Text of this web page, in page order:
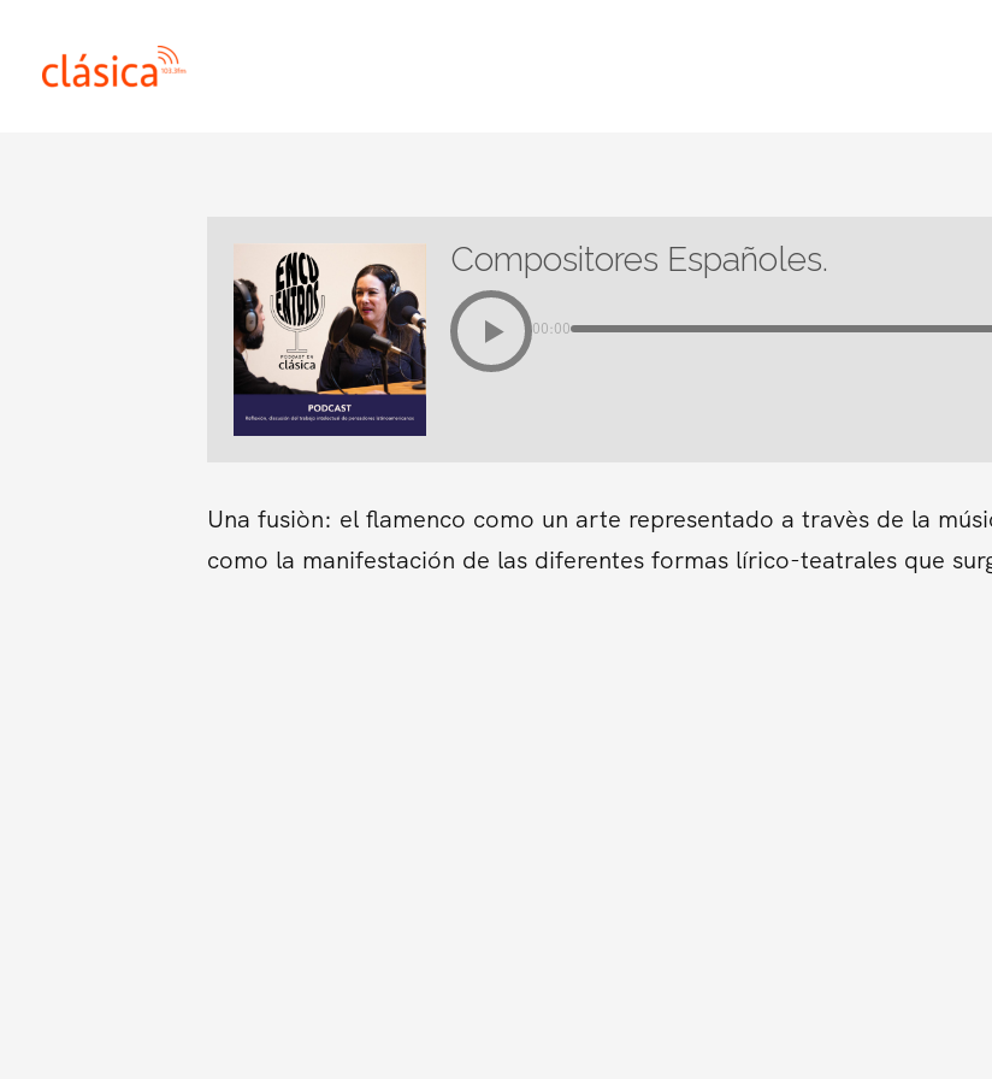
contenido
Compositores Españoles.
00:00
Una fusiòn: el flamenco como un arte representado a travès de la
como la manifestación de las diferentes formas lírico-teatrales que